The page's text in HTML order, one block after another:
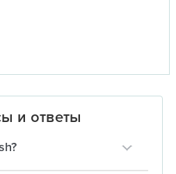
и ответы